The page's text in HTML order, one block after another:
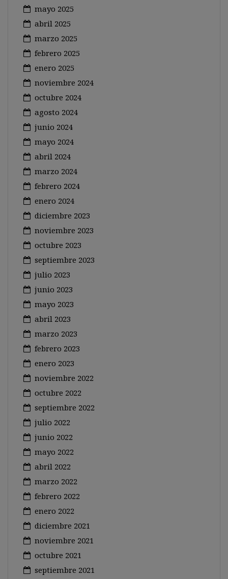
mayo 2025
abril 2025
marzo 2025
febrero 2025
enero 2025
noviembre 2024
octubre 2024
agosto 2024
junio 2024
mayo 2024
abril 2024
marzo 2024
febrero 2024
enero 2024
diciembre 2023
noviembre 2023
octubre 2023
septiembre 2023
julio 2023
junio 2023
mayo 2023
abril 2023
marzo 2023
febrero 2023
enero 2023
noviembre 2022
octubre 2022
septiembre 2022
julio 2022
junio 2022
mayo 2022
abril 2022
marzo 2022
febrero 2022
enero 2022
diciembre 2021
noviembre 2021
octubre 2021
septiembre 2021